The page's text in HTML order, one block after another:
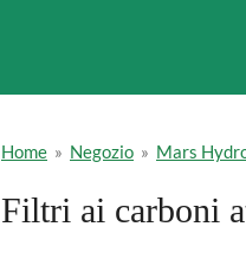
Home » Negozio » Mars
Filtri ai carboni